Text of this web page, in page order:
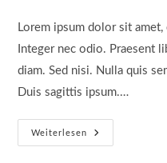
Lorem ipsum dolor sit
Integer nec odio. Praesent
diam. Sed nisi. Nulla quis
Duis sagittis ipsum.…
Weiterlesen
Sociosqu
Ad